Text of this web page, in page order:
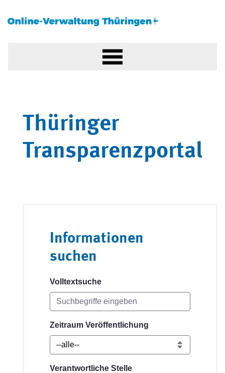
Thüringer
Transparenzportal
Informationen
suchen
Volltextsuche
Zeitraum Veröffentlichung
Verantwortliche Stelle